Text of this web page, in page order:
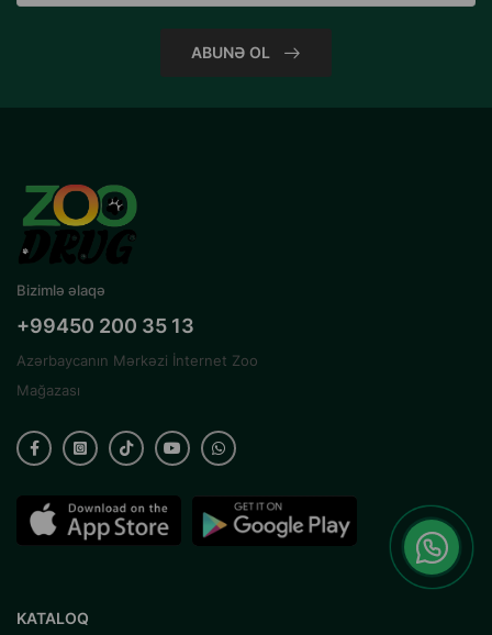
ABUNƏ OL
Bizimlə əlaqə
+99450 200 35 13
Azərbaycanın Mərkəzi İnternet Zoo
Mağazası
KATALOQ